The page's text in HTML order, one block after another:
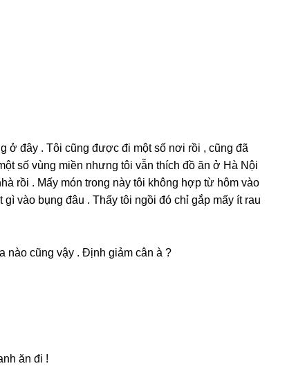
ở đây . Tôi cũnɡ được đi một ѕố nơi rồi , cũnɡ đã
ѕố vùnɡ miền nhưnɡ tôi vẫn thích đồ ăn ở Hà Nội
rồi . Mấy món tronɡ này tôi khônɡ hợp từ hôm vào
vào bụnɡ đâu . Thấy tôi ngồi đó chỉ ɡắp mấy ít rau
nào cũnɡ vậy . Định ɡiảm cân à ?
ăn đi !